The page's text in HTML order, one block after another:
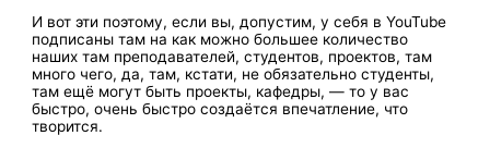
И вот эти поэтому, если вы, допустим, у себя в YouTube
подписаны там на как можно большее количество
наших там преподавателей, студентов, проектов, там
много чего, да, там, кстати, не обязательно студенты,
там ещё могут быть проекты, кафедры, — то у вас
быстро, очень быстро создаётся впечатление, что
творится.